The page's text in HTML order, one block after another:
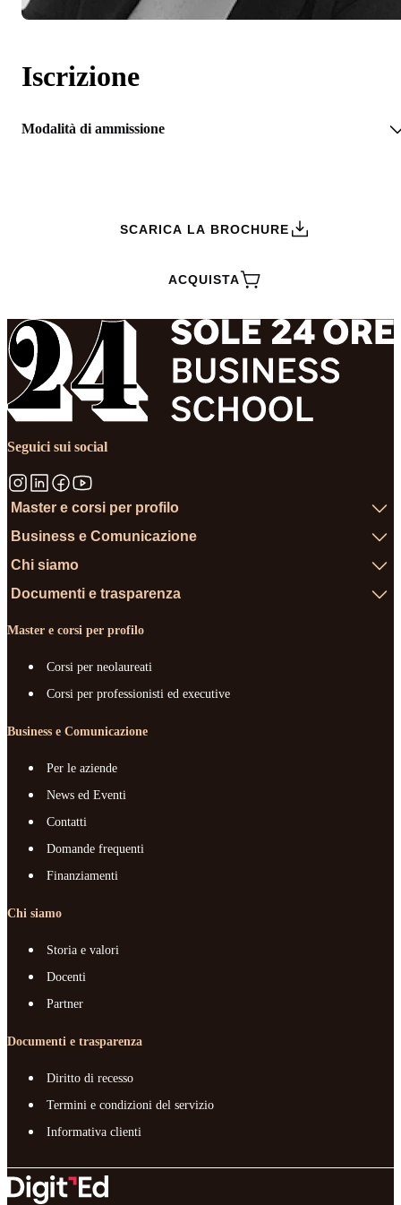
Iscrizione
Modalità di ammissione
SCARICA LA BROCHURE
ACQUISTA
Seguici sui social
Master e corsi per profilo
Business e Comunicazione
Chi siamo
Documenti e trasparenza
Master e corsi per profilo
Corsi per neolaureati
Corsi per professionisti ed executive
Business e Comunicazione
Per le aziende
News ed Eventi
Contatti
Domande frequenti
Finanziamenti
Chi siamo
Storia e valori
Docenti
Partner
Documenti e trasparenza
Diritto di recesso
Termini e condizioni del servizio
Informativa clienti